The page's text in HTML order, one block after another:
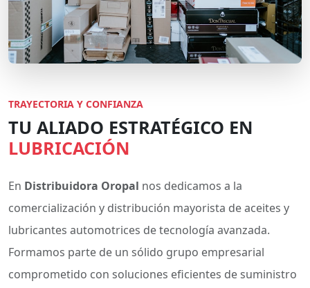
TRAYECTORIA Y CONFIANZA
TU ALIADO ESTRATÉGICO EN
LUBRICACIÓN
En Distribuidora Oropal nos dedicamos a la
comercialización y distribución mayorista de aceites y
lubricantes automotrices de tecnología avanzada.
Formamos parte de un sólido grupo empresarial
comprometido con soluciones eficientes de suministro